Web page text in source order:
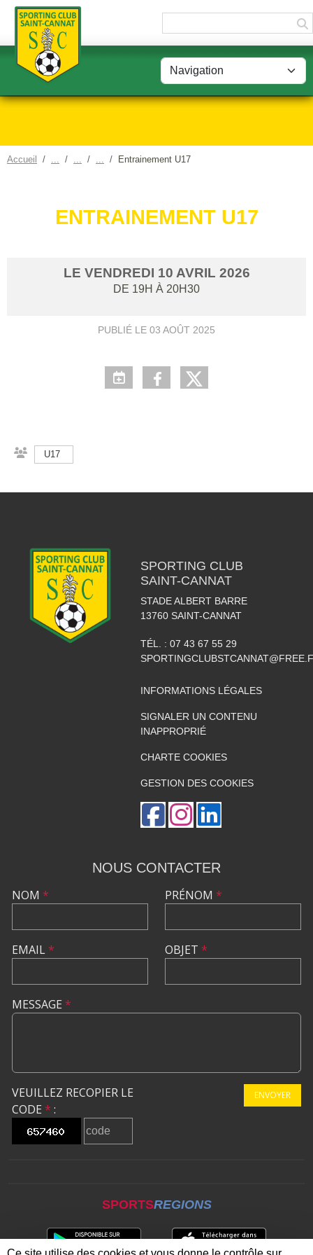
Accueil Entrainement U17
ENTRAINEMENT U17
LE VENDREDI 10 AVRIL 2026
DE 19H À 20H30
PUBLIÉ LE 03 AOÛT 2025
U17
SPORTING CLUB
SAINT-CANNAT
STADE ALBERT BARRE
13760 SAINT-CANNAT
TÉL. : 07 43 67 55 29
INFORMATIONS LÉGALES
SIGNALER UN CONTENU
INAPPROPRIÉ
CHARTE COOKIES
GESTION DES COOKIES
NOUS CONTACTER
NOM *
EMAIL*
PRÉNOM *
OBJET *
MESSAGE *
VEUILLEZ RECOPIER LE
CODE * :
ENVOYER
SPORTSREGIONS
Panneau de gestion des cookies